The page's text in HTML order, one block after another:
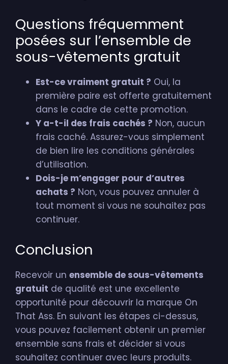
Questions fréquemment
posées sur l’ensemble de
sous-vêtements gratuit
Est-ce vraiment gratuit ? Oui, la
première paire est offerte gratuitement
dans le cadre de cette promotion.
Y a-t-il des frais cachés ? Non, aucun
frais caché. Assurez-vous simplement
de bien lire les conditions générales
d’utilisation.
Dois-je m’engager pour d’autres
achats ? Non, vous pouvez annuler à
tout moment si vous ne souhaitez pas
continuer.
Conclusion
Recevoir un ensemble de sous-vêtements
gratuit de qualité est une excellente
opportunité pour découvrir la marque On
That Ass. En suivant les étapes ci-dessus,
vous pouvez facilement obtenir un premier
ensemble sans frais et décider si vous
souhaitez continuer avec leurs produits.